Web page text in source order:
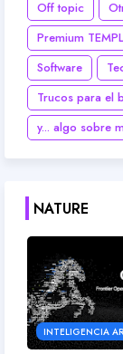
Off topic
Premium
Software
Trucos para el
y... algo sobre
NATURE
INTELIGENCIA